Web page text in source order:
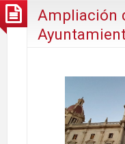
Ampliación